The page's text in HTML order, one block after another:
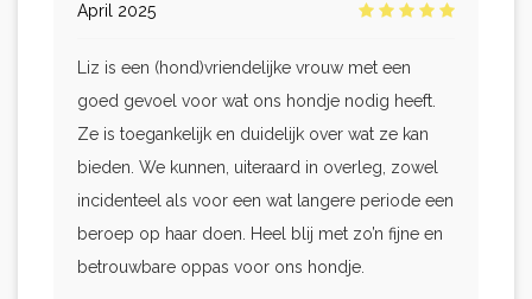
April 2025
Liz is een (hond)vriendelijke vrouw met een
goed gevoel voor wat ons hondje nodig heeft.
Ze is toegankelijk en duidelijk over wat ze kan
bieden. We kunnen, uiteraard in overleg, zowel
incidenteel als voor een wat langere periode een
beroep op haar doen. Heel blij met zo’n fijne en
betrouwbare oppas voor ons hondje.